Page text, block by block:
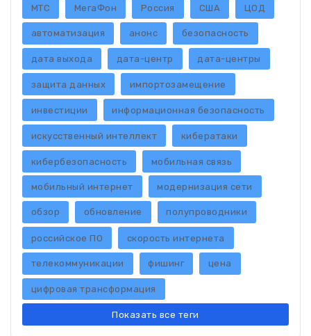
МТС МегаФон Россия США ЦОД
автоматизация анонс безопасность
дата выхода дата-центр дата-центры
защита данных импортозамещение
инвестиции информационная безопасность
искусственный интеллект кибератаки
кибербезопасность мобильная связь
мобильный интернет модернизация сети
обзор обновление полупроводники
российское ПО скорость интернета
телекоммуникации фишинг цена
цифровая трансформация
Показать все теги